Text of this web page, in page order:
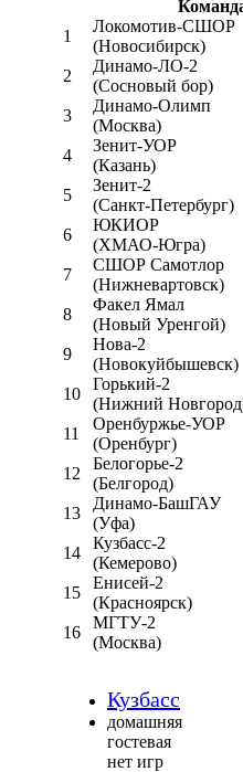
1
Локомотив-CШОР
(Новосибирск)
2
Динамо-ЛО-2
(Сосновый бор)
3
Динамо-Олимп
(Москва)
4
Зенит-УОР
(Казань)
5
Зенит-2
(Санкт-Петербург)
6
ЮКИОР
(ХМАО-Югра)
7
СШОР Самотлор
(Нижневартовск)
8
Факел Ямал
(Новый Уренгой)
9
Нова-2
(Новокуйбышевск)
10
Горький-2
(Нижний
11
Оренбуржье-УОР
(Оренбург)
12
Белогорье-2
(Белгород)
13
Динамо-БашГАУ
(Уфа)
14
Кузбасс-2
(Кемерово)
15
Енисей-2
(Красноярск)
16
МГТУ-2
(Москва)
Кузбасс
домашняя
гостевая
нет игр